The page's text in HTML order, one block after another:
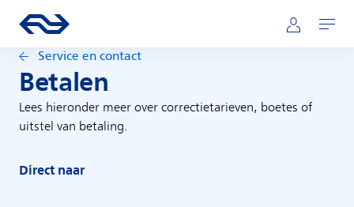
Hoofdnavigatie
Ga naar de homepage van ns.nl Mijn NS
Openen
Service en contact
Betalen
Lees hieronder meer over correctietarieven, boetes of
uitstel van betaling.
Direct naar